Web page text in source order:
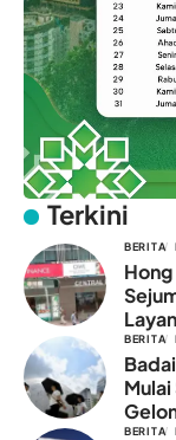
Terkini
BERITA
BERITA
BERITA